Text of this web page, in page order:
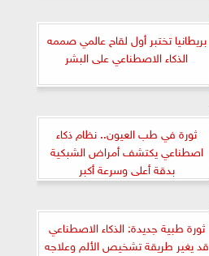
بريطانيا تختبر أول لقاح عالمي صممه
الذكاء الاصطناعي على البشر
ثورة في طب العيون.. نظام ذكاء
اصطناعي يكتشف أمراض الشبكية
بدقة أعلى وسرعة أكبر
ثورة طبية جديدة: الذكاء الاصطناعي
قد يغير طريقة تشخيص الألم وعلاجه